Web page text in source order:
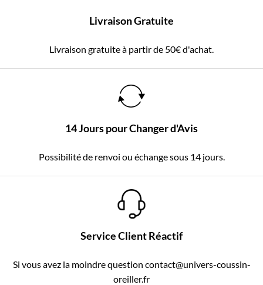
Livraison Gratuite
Livraison gratuite à partir de 50€ d'achat.
14 Jours pour Changer d'Avis
Possibilité de renvoi ou échange sous 14 jours.
Service Client Réactif
Si vous avez la moindre question contact@univers-coussin-
oreiller.fr